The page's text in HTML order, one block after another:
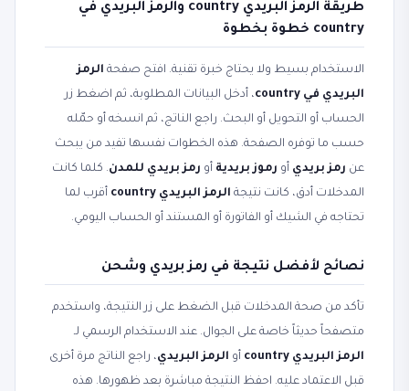
طريقة الرمز البريدي country والرمز البريدي في
country خطوة بخطوة
الاستخدام بسيط ولا يحتاج خبرة تقنية. افتح صفحة الرمز
البريدي في country
، أدخل البيانات المطلوبة، ثم اضغط زر
الحساب أو التحويل أو البحث. راجع الناتج، ثم انسخه أو حمّله
حسب ما توفره الصفحة. هذه الخطوات نفسها تفيد من يبحث
عن رمز بريدي أو رموز بريدية أو رمز بريدي للمدن. كلما كانت
المدخلات أدق، كانت نتيجة الرمز البريدي country
أقرب لما
تحتاجه في الشيك أو الفاتورة أو المستند أو الحساب اليومي.
نصائح لأفضل نتيجة في رمز بريدي وشحن
تأكد من صحة المدخلات قبل الضغط على زر النتيجة، واستخدم
متصفحاً حديثاً خاصة على الجوال. عند الاستخدام الرسمي لـ
الرمز البريدي country
أو الرمز البريدي، راجع الناتج مرة أخرى
قبل الاعتماد عليه. احفظ النتيجة مباشرة بعد ظهورها. هذه